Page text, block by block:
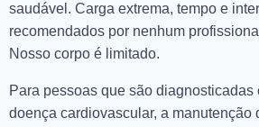
saudável. Carga extrema, tempo e
recomendados por nenhum
Nosso corpo é limitado.
Para pessoas que são diagnosticadas
doença cardiovascular, a manutenção